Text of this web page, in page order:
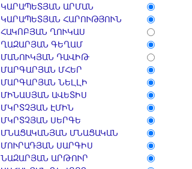
ԿԱՐԱՊԵՏՅԱՆ ԱՐՄԱՆ
ԿԱՐԱՊԵՏՅԱՆ ՀԱՐՈՒԹՅՈՒՆ
ՀԱԿՈԲՅԱՆ ՂՈՒԿԱՍ
ՂԱԶԱՐՅԱՆ ԳԵՂԱՄ
ՄԱՆՈՒԿՅԱՆ ԴԱՎԻԹ
ՄԱՐԳԱՐՅԱՆ ՄՀԵՐ
ՄԱՐԳԱՐՅԱՆ ՆԵԼԼԻ
ՄԻՆԱՍՅԱՆ ԱՎԵՏԻՍ
ՄԿՐՏՉՅԱՆ ԷՄԻՆ
ՄԿՐՏՉՅԱՆ ՍԵՐԳԵ
ՄՆԱՑԱԿԱՆՅԱՆ ՄՆԱՑԱԿԱՆ
ՄՈՒՐԱԴՅԱՆ ՍԱՐԳԻՍ
ՆԱԶԱՐՅԱՆ ԱՐԹՈՒՐ